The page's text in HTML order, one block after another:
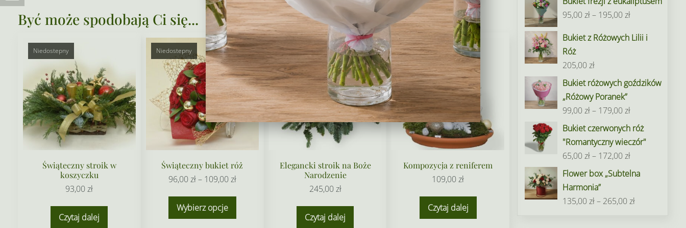
Być może spodobają Ci się...
Niedostepny
Świąteczny stroik w
koszyczku
93,00zł
Czytaj dalej
Niedostepny
Świąteczny bukiet róż
96,00zł– 109,00złZakres
96,00 zł
Wybierz opcje
Ten
Niedostepny
Elegancki stroik na Boże
Narodzenie
245,00zł
Czytaj dalej
Niedostepny
Kompozycja z reniferem
109,00zł
Czytaj dalej
95,00zł– 195,00złZakres
od
195,00 zł
Bukiet z Różowych Lilii i
Róż
205,00zł
Bukiet różowych goździków
„Różowy Poranek”
99,00zł– 179,00złZakres
cen:
od
179,00 zł
Bukiet czerwonych róż
"Romantyczny wieczór"
65,00zł– 172,00złZakres
cen:
65,00 zł
Flower box „Subtelna
Harmonia”
135,00zł– 265,00złZakres